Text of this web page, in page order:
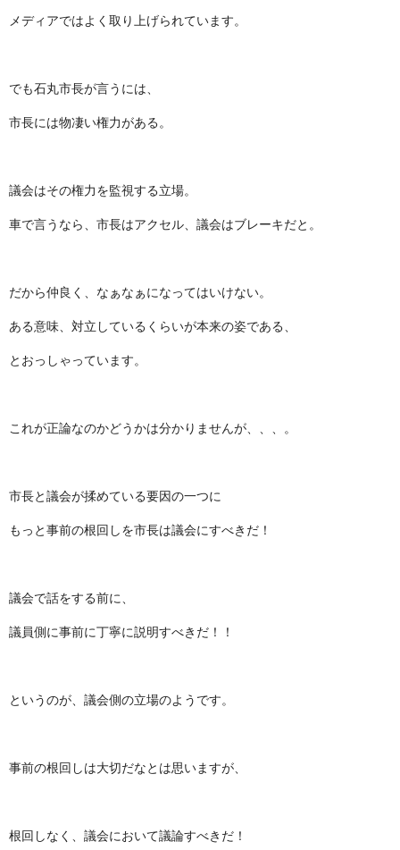
メディアではよく取り上げられています。
でも石丸市長が言うには、
市長には物凄い権力がある。
議会はその権力を監視する立場。
車で言うなら、市長はアクセル、議会はブレーキだと。
だから仲良く、なぁなぁになってはいけない。
ある意味、対立しているくらいが本来の姿である、
とおっしゃっています。
これが正論なのかどうかは分かりませんが、、、。
市長と議会が揉めている要因の一つに
もっと事前の根回しを市長は議会にすべきだ！
議会で話をする前に、
議員側に事前に丁寧に説明すべきだ！！
というのが、議会側の立場のようです。
事前の根回しは大切だなとは思いますが、
根回しなく、議会において議論すべきだ！